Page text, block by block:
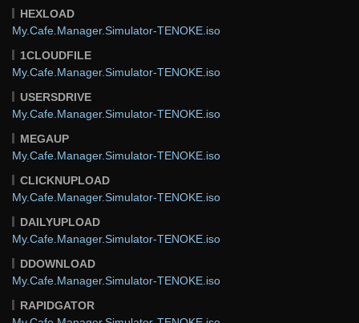
HEXLOAD
My.Cafe.Manager.Simulator-TENOKE.iso
1CLOUDFILE
My.Cafe.Manager.Simulator-TENOKE.iso
USERSDRIVE
My.Cafe.Manager.Simulator-TENOKE.iso
MEGAUP
My.Cafe.Manager.Simulator-TENOKE.iso
CLICKNUPLOAD
My.Cafe.Manager.Simulator-TENOKE.iso
DAILYUPLOAD
My.Cafe.Manager.Simulator-TENOKE.iso
DDOWNLOAD
My.Cafe.Manager.Simulator-TENOKE.iso
RAPIDGATOR